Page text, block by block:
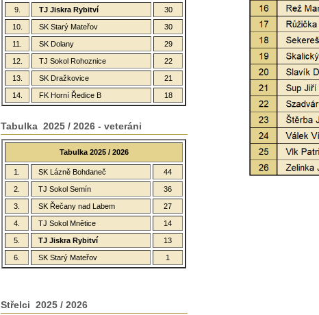
9. TJ Jiskra Rybitví 30
10. SK Starý Mateřov 30
11. SK Dolany 29
12. TJ Sokol Rohoznice 22
13. SK Dražkovice 21
14. FK Horní Ředice B 18
Tabulka 2025 / 2026 - veteráni
Tabulka 2025 / 2026
1. SK Lázně Bohdaneč 44
2. TJ Sokol Semín 36
3. SK Řečany nad Labem 27
4. TJ Sokol Mnětice 14
5. TJ Jiskra Rybitví 13
6. SK Starý Mateřov 1
Střelci 2025 / 2026